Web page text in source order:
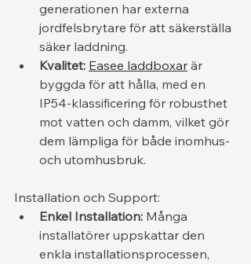
generationen har externa
jordfelsbrytare för att säkerställa
säker laddning.
Kvalitet: Easee laddboxar är
byggda för att hålla, med en
IP54-klassificering för robusthet
mot vatten och damm, vilket gör
dem lämpliga för både inomhus-
och utomhusbruk.
Installation och Support:
Enkel Installation: Många
installatörer uppskattar den
enkla installationsprocessen,